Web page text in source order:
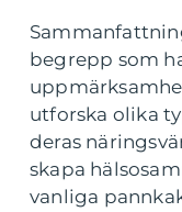
begrepp som
utforska olika
deras
skapa
vanliga